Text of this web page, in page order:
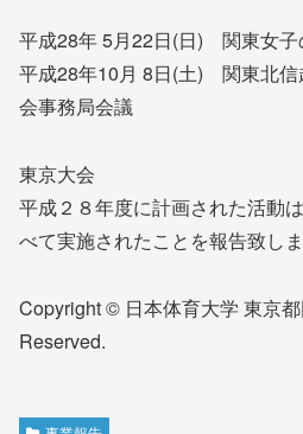
平成28年 5月22日(日) 関東女子
平成28年10月 8日(土) 関東北
会事務局会議
東京大会
平成２８年度に計画された活動
べて実施されたことを報告致しま
Copyright © 日本体育大学 東京
Reserved.